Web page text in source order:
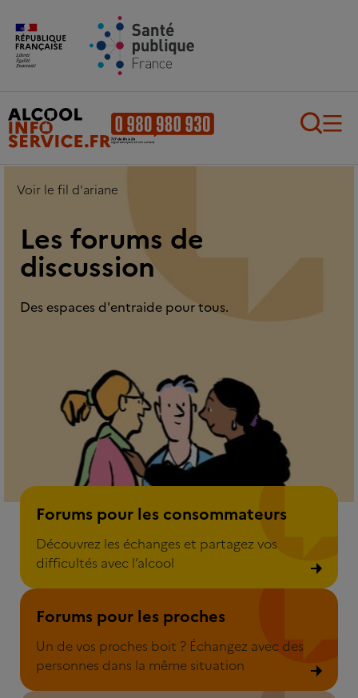
Aller au contenu principal
Voir le fil d'ariane
Les forums de
discussion
Des espaces d'entraide pour tous.
Forums pour les consommateurs
Découvrez les échanges et partagez vos
difficultés avec l’alcool
Forum pour les consommateurs
Forums pour les proches
Un de vos proches boit ? Échangez avec des
personnes dans la même situation
Forum pour les proches